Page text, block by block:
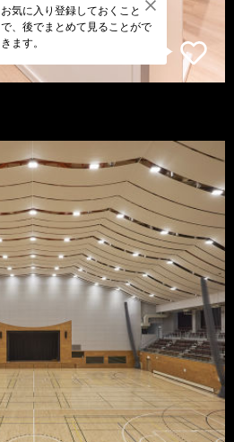
お気に入り登録しておくこと
で、後でまとめて見ることがで
きます。